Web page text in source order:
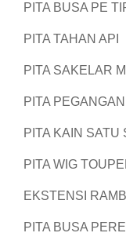
PITA BUSA PE
PITA TAHAN API
PITA SAKELAR
PITA
PITA KAIN SATU
PITA WIG
EKSTENSI
PITA BUSA